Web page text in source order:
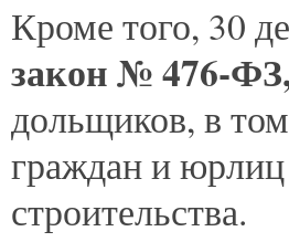
Кроме того, 30
закон № 476-
дольщиков, в
граждан и юрлиц
строительства.